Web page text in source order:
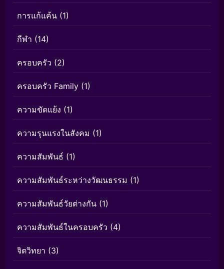
การแก้แค้น (1)
กีฬา (14)
ครอบครัว (2)
ครอบครัว Family (1)
ความขัดแย้ง (1)
ความรุนแรงในสังคม (1)
ความสัมพันธ์ (1)
ความสัมพันธ์ระหว่างวัฒนธรรม (1)
ความสัมพันธ์วัยต่างกัน (1)
ความสัมพันธ์ในครอบครัว (4)
จิตวิทยา (3)